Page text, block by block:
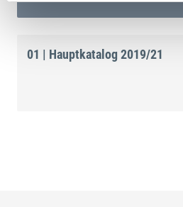
01 | Hauptkatalog 2019/21